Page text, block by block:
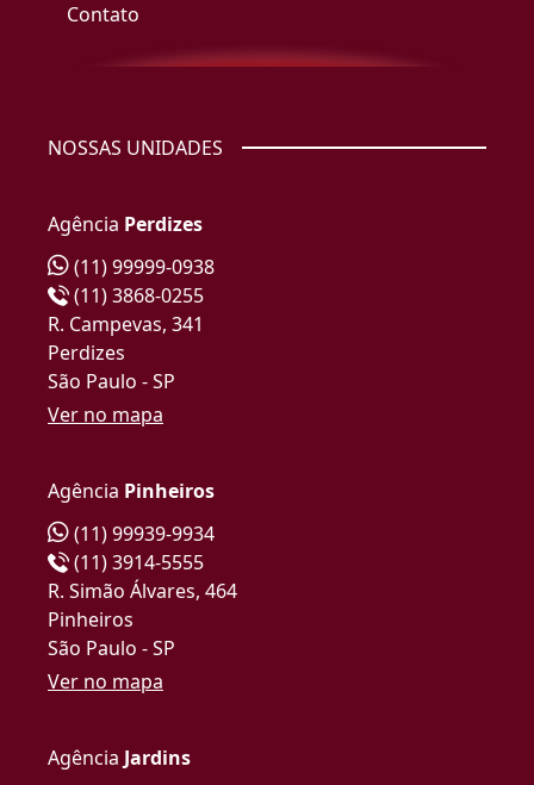
Contato
NOSSAS UNIDADES
Agência Perdizes
(11) 99999-0938
(11) 3868-0255
R. Campevas, 341
Perdizes
São Paulo - SP
Ver no mapa
Agência Pinheiros
(11) 99939-9934
(11) 3914-5555
R. Simão Álvares, 464
Pinheiros
São Paulo - SP
Ver no mapa
Agência Jardins